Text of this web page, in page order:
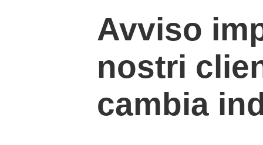
Avviso
nostri
cambia